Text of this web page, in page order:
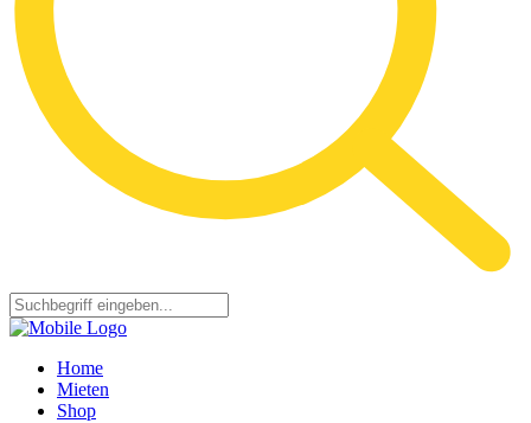
Home
Mieten
Shop